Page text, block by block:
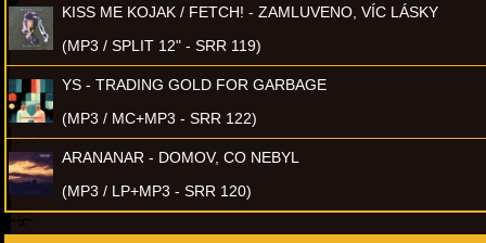
KISS ME KOJAK / FETCH! - ZAMLUVENO, VÍC LÁSKY
(MP3 / SPLIT 12" - SRR 119)
YS - TRADING GOLD FOR GARBAGE
(MP3 / MC+MP3 - SRR 122)
ARANANAR - DOMOV, CO NEBYL
(MP3 / LP+MP3 - SRR 120)